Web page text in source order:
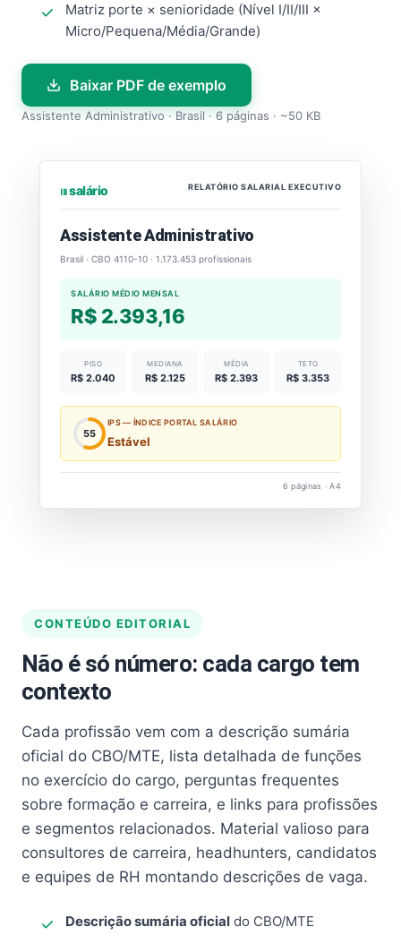
Matriz porte × senioridade (Nível I/II/III ×
Micro/Pequena/Média/Grande)
Baixar PDF de exemplo
Assistente Administrativo · Brasil · 6 páginas · ~50 KB
⏐⏐⏐ salário RELATÓRIO SALARIAL EXECUTIVO
Assistente Administrativo
Brasil · CBO 4110-10 · 1.173.453 profissionais
SALÁRIO MÉDIO MENSAL
R$ 2.393,16
PISO
R$ 2.040
MEDIANA
R$ 2.125
MÉDIA
R$ 2.393
TETO
R$ 3.353
55
IPS — ÍNDICE PORTAL SALÁRIO
Estável
6 páginas · A4
CONTEÚDO EDITORIAL
Não é só número: cada cargo tem
contexto
Cada profissão vem com a descrição sumária
oficial do CBO/MTE, lista detalhada de funções
no exercício do cargo, perguntas frequentes
sobre formação e carreira, e links para profissões
e segmentos relacionados. Material valioso para
consultores de carreira, headhunters, candidatos
e equipes de RH montando descrições de vaga.
Descrição sumária oficial do CBO/MTE